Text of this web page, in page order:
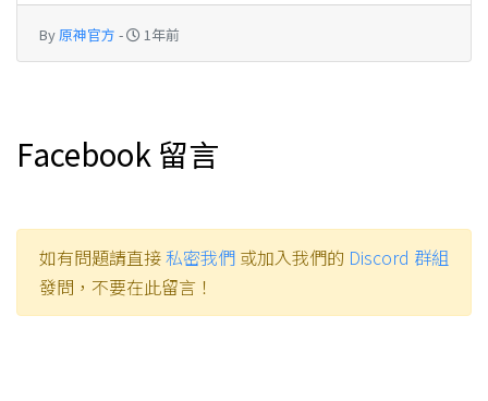
By原神官方 - 1年前
Facebook 留言
如有問題請直接私密我們 或加入我們的 Discord 群組
發問，不要在此留言！